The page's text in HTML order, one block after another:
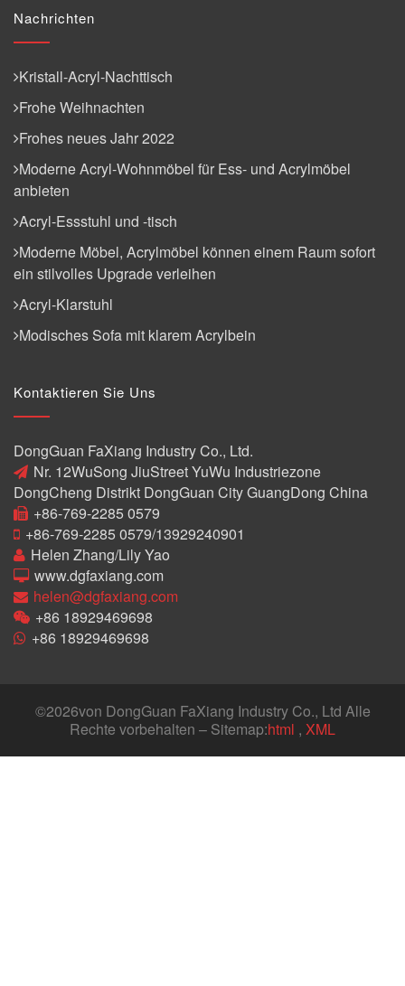
Nachrichten
Kristall-Acryl-Nachttisch
Frohe Weihnachten
Frohes neues Jahr 2022
Moderne Acryl-Wohnmöbel für Ess- und Acrylmöbel
anbieten
Acryl-Essstuhl und -tisch
Moderne Möbel, Acrylmöbel können einem Raum sofort
ein stilvolles Upgrade verleihen
Acryl-Klarstuhl
Modisches Sofa mit klarem Acrylbein
Kontaktieren Sie Uns
DongGuan FaXiang Industry Co., Ltd.
Nr. 12WuSong JiuStreet YuWu Industriezone
DongCheng Distrikt DongGuan City GuangDong China
+86-769-2285 0579
+86-769-2285 0579/13929240901
Helen Zhang/Lily Yao
www.dgfaxiang.com
helen@dgfaxiang.com
+86 18929469698
+86 18929469698
©2026von DongGuan FaXiang Industry Co., Ltd Alle
Rechte vorbehalten – Sitemap:html , XML